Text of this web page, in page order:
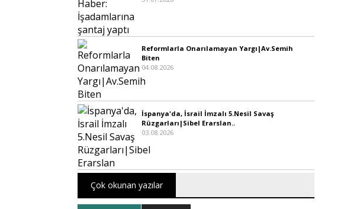
Reformlarla Onarılamayan Yargı|Av.Semih
Biten
04.08.2026
İspanya'da, İsrail İmzalı 5.Nesil Savaş
Rüzgarları|Sibel Erarslan..
03.08.2026
Çok okunan yazılar